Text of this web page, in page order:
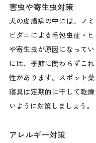
害虫や寄生虫対策
犬の皮膚病の中には、ノ
ビダニによる毛包虫症・
や寄生虫が原因になって
には、季節に関わらずこ
性があります。スポット
寝具は定期的に干して乾
いように対策しましょう。
アレルギー対策